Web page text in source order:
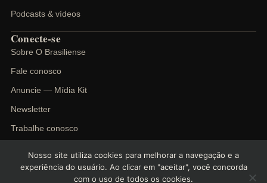
Podcasts & vídeos
Conecte-se
Sobre O Brasiliense
Fale conosco
Anuncie — Mídia Kit
Newsletter
Trabalhe conosco
Nosso site utiliza cookies para melhorar a navegação e a
experiência do usuário. Ao clicar em "aceitar", você concorda
com o uso de todos os cookies.